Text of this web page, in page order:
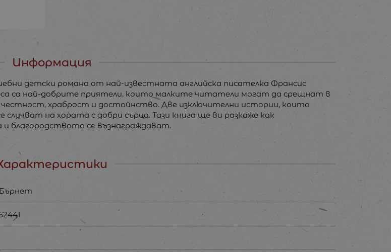
Информация
детски романа от най-известната английска писателка Франсис
са най-добрите приятели, които малките читатели могат да срещнат в
храброст и достойнство. Две изключителни истории, които
на хората с добри сърца. Тази книга ще ви разкаже как
благородството се възнаграждават.